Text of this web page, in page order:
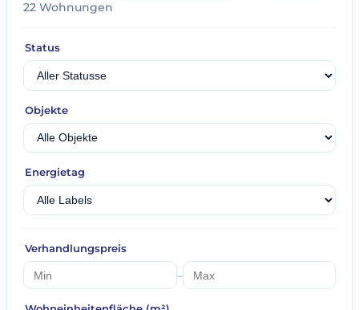
22 Wohnungen
Status
Objekte
Energietag
Verhandlungspreis
–